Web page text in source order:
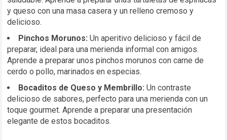
y queso con una masa casera y un relleno cremoso y
delicioso.
Pinchos Morunos: Un aperitivo delicioso y fácil de
preparar, ideal para una merienda informal con amigos.
Aprende a preparar unos pinchos morunos con carne de
cerdo o pollo, marinados en especias.
Bocaditos de Queso y Membrillo: Un contraste
delicioso de sabores, perfecto para una merienda con un
toque gourmet. Aprende a preparar una presentación
elegante de estos bocaditos.